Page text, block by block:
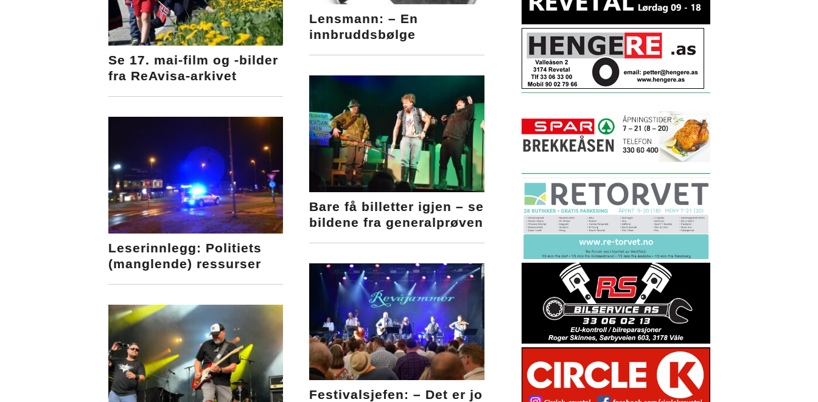
Lensmann: – En
innbruddsbølge
Se 17. mai-film og -bilder
fra ReAvisa-arkivet
Bare få billetter igjen – se
bildene fra generalprøven
Leserinnlegg: Politiets
(manglende) ressurser
Festivalsjefen: – Det er jo